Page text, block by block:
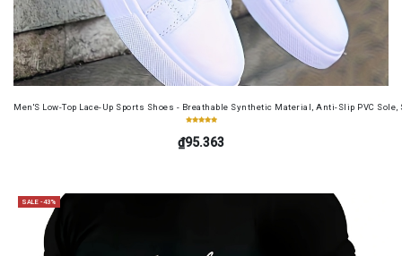
Men'S Low-Top Lace-Up Sports Shoes - Breathable Synthetic Material, Anti-Slip PVC
₫95.363
SALE -43%